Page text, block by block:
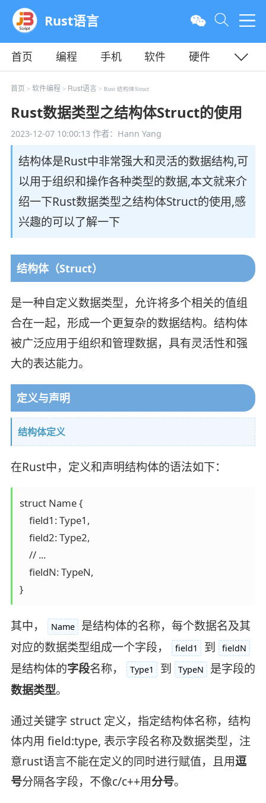
Rust语言
首页 编程 手机 软件
硬件
教程
平面 服务器
首页 > 软件编程 > Rust语言 > Rust 结构体Struct
Rust数据类型之结构体Struct的使用
2023-12-07 10:00:13作者：Hann Yang
结构体是Rust中非常强大和灵活的数据结构,可
以用于组织和操作各种类型的数据,本文就来介
绍一下Rust数据类型之结构体Struct的使用,感
兴趣的可以了解一下
结构体（Struct）
是一种自定义数据类型，允许将多个相关的值组
合在一起，形成一个更复杂的数据结构。结构体
被广泛应用于组织和管理数据，具有灵活性和强
大的表达能力。
定义与声明
结构体定义
在Rust中，定义和声明结构体的语法如下：
struct Name {
    field1: Type1,
    field2: Type2,
    // ...
    fieldN: TypeN,
}
其中， Name
是结构体的名称，每个数据名及其
对应的数据类型组成一个字段，
field1 到 fieldN
是结构体的字段名称， Type1 到 TypeN
是字段的
数据类型。
通过关键字 struct 定义，指定结构体名称，结构
体内用 field:type, 表示字段名称及数据类型，注
意rust语言不能在定义的同时进行赋值，且用逗
号分隔各字段，不像c/c++用分号。